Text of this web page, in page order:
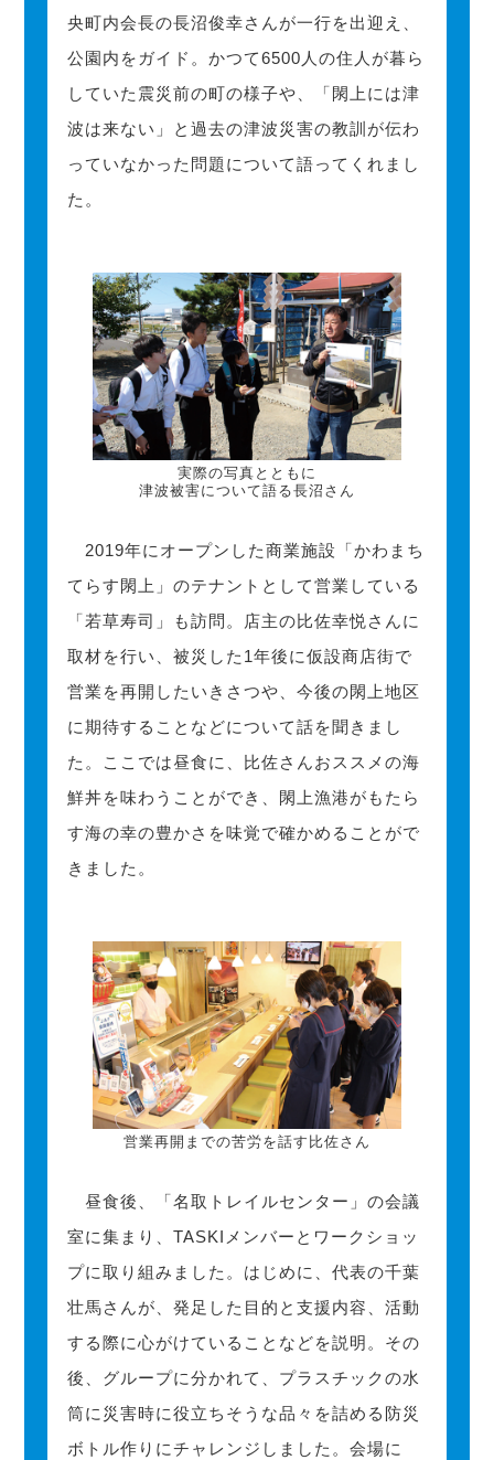
央町内会長の長沼俊幸さんが一行を出迎え、
公園内をガイド。かつて6500人の住人が暮ら
していた震災前の町の様子や、「閖上には津
波は来ない」と過去の津波災害の教訓が伝わ
っていなかった問題について語ってくれまし
た。
実際の写真とともに
津波被害について語る長沼さん
2019年にオープンした商業施設「かわまち
てらす閖上」のテナントとして営業している
「若草寿司」も訪問。店主の比佐幸悦さんに
取材を行い、被災した1年後に仮設商店街で
営業を再開したいきさつや、今後の閖上地区
に期待することなどについて話を聞きまし
た。ここでは昼食に、比佐さんおススメの海
鮮丼を味わうことができ、閖上漁港がもたら
す海の幸の豊かさを味覚で確かめることがで
きました。
営業再開までの苦労を話す比佐さん
昼食後、「名取トレイルセンター」の会議
室に集まり、TASKIメンバーとワークショッ
プに取り組みました。はじめに、代表の千葉
壮馬さんが、発足した目的と支援内容、活動
する際に心がけていることなどを説明。その
後、グループに分かれて、プラスチックの水
筒に災害時に役立ちそうな品々を詰める防災
ボトル作りにチャレンジしました。会場に